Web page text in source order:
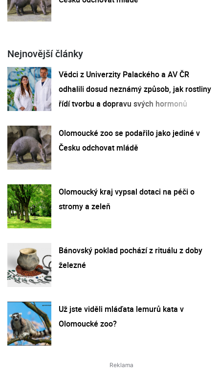
Nejnovější články
Vědci z Univerzity Palackého a AV ČR
odhalili dosud neznámý způsob, jak rostliny
řídí tvorbu a dopravu svých hormonů
Olomoucké zoo se podařilo jako jediné v
Česku odchovat mládě
Olomoucký kraj vypsal dotaci na péči o
stromy a zeleň
Bánovský poklad pochází z rituálu z doby
železné
Už jste viděli mláďata lemurů kata v
Olomoucké zoo?